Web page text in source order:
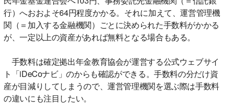
行）へおおよそ64円程度かかる。それに加えて、運営管理機
関（＝加入する金融機関）ごとに決められた手数料がかかる
が、一定以上の資産があれば無料となる場合もある。
手数料は確定拠出年金教育協会が運営する公式ウェブサイ
ト「iDeCoナビ」のからも確認ができる。手数料の分だけ資
産が目減りしてしまうので、運営管理機関を選ぶ際は手数料
の違いにも注目したい。